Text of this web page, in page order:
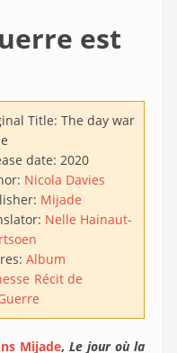
est
Title: The day war
date: 2020
Nicola Davies
Mijade
Nelle Hainaut-
Album
Récit de
Mijade, Le jour où la